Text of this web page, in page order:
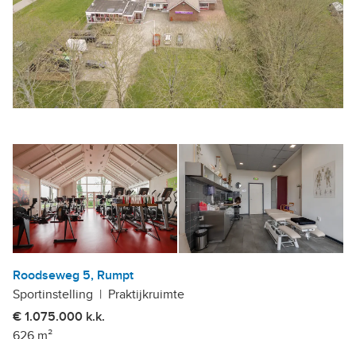
Roodseweg 5, Rumpt
Sportinstelling | Praktijkruimte
€ 1.075.000 k.k.